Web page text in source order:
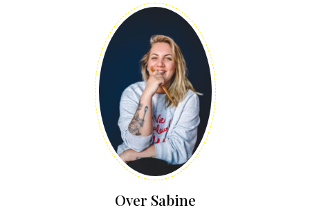
Over Sabine